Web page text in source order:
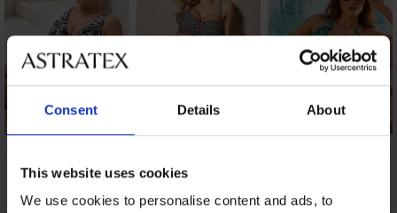
Consent Details About
This website uses cookies
We use cookies to personalise content and ads, to
23 600 Ft
15 170 Ft